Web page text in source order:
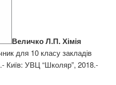
Величко Л.П. Хімія
для 10 класу закладів
Київ: УВЦ “Школяр”, 2018.-